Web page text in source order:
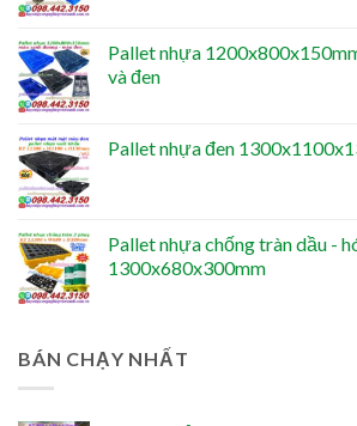
Pallet nhựa
và đen
Pallet nhựa đen
Pallet nhựa chống tràn dầu -
1300x680x300mm
BÁN CHẠY NHẤT